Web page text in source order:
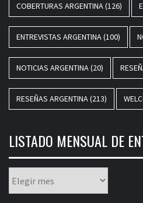
COBERTURAS ARGENTINA(126)
ENTREVISTAS ARGENTINA(100)
NOTICIAS ARGENTINA(20)
RESEÑAS ARGENTINA(213)
LISTADO MENSUAL DE
mensual